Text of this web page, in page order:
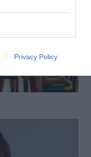
Privacy Policy